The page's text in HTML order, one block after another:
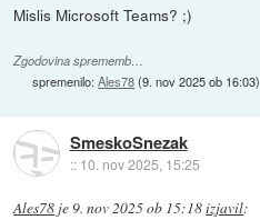
Mislis Microsoft Teams? ;)
Zgodovina sprememb…
spremenilo:Ales78(9. nov 2025 ob 16:03)
SmeskoSnezak
:: 10. nov 2025, 15:25
Ales78 je9. nov 2025 ob 15:18izjavil: